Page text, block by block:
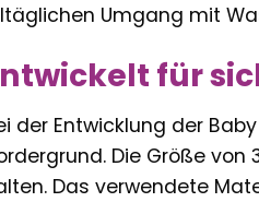
Umgang mit
für
der Entwicklung der
Die Größe
Das verwendete